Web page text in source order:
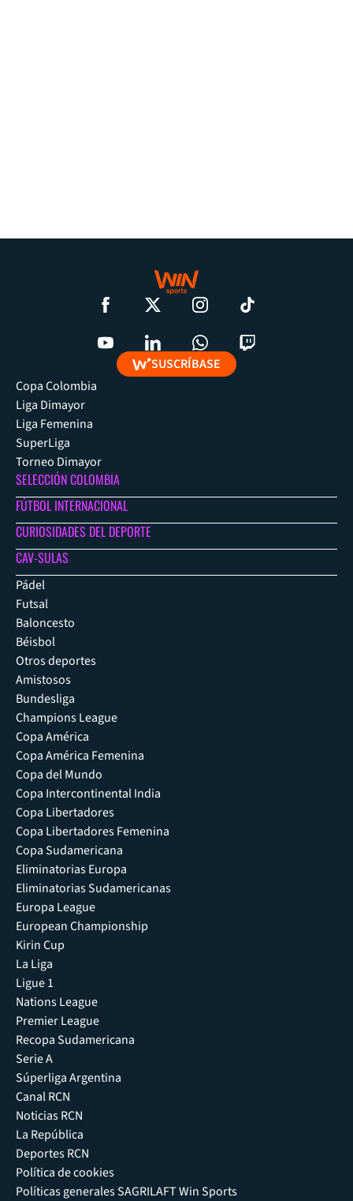
SUSCRÍBASE
Copa Colombia
Liga Dimayor
Liga Femenina
SuperLiga
Torneo Dimayor
SELECCIÓN COLOMBIA
FÚTBOL INTERNACIONAL
CURIOSIDADES DEL DEPORTE
CAV-SULAS
Pádel
Futsal
Baloncesto
Béisbol
Otros deportes
Amistosos
Bundesliga
Champions League
Copa América
Copa América Femenina
Copa del Mundo
Copa Intercontinental India
Copa Libertadores
Copa Libertadores Femenina
Copa Sudamericana
Eliminatorias Europa
Eliminatorias Sudamericanas
Europa League
European Championship
Kirin Cup
La Liga
Ligue 1
Nations League
Premier League
Recopa Sudamericana
Serie A
Súperliga Argentina
Canal RCN
Noticias RCN
La República
Deportes RCN
Política de cookies
Políticas generales SAGRILAFT Win Sports